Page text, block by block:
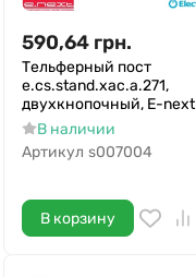
590,64 грн.
Тельферный пост
e.cs.stand.xac.a.271,
двухкнопочный, E-next
В наличии
Артикул s007004
В корзину